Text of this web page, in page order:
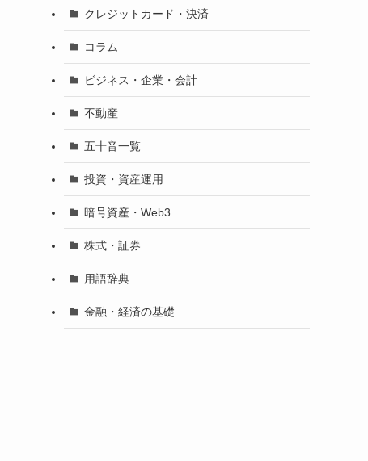
クレジットカード・決済
コラム
ビジネス・企業・会計
不動産
五十音一覧
投資・資産運用
暗号資産・Web3
株式・証券
用語辞典
金融・経済の基礎